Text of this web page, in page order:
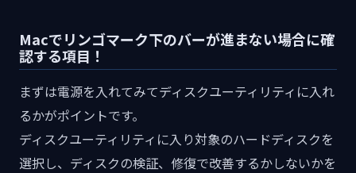
Macでリンゴマーク下のバーが進まない場合に確
認する項目！
まずは電源を入れてみてディスクユーティリティに入れ
るかがポイントです。
ディスクユーティリティに入り対象のハードディスクを
選択し、ディスクの検証、修復で改善するかしないかを